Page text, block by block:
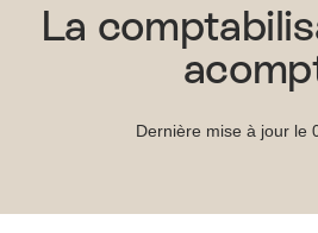
La
Dernière mise à jour le